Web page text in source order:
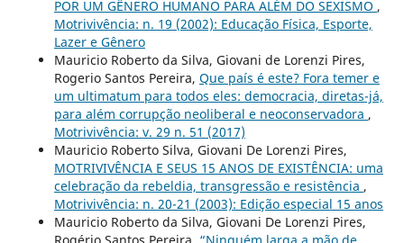
POR UM GÊNERO HUMANO PARA ALÉM DO SEXISMO ,
Motrivivência: n. 19 (2002): Educação Física, Esporte,
Lazer e Gênero
Mauricio Roberto da Silva, Giovani de Lorenzi Pires,
Rogerio Santos Pereira, Que país é este? Fora temer e
um ultimatum para todos eles: democracia, diretas-já,
para além corrupção neoliberal e neoconservadora ,
Motrivivência: v. 29 n. 51 (2017)
Mauricio Roberto Silva, Giovani De Lorenzi Pires,
MOTRIVIVÊNCIA E SEUS 15 ANOS DE EXISTÊNCIA: uma
celebração da rebeldia, transgressão e resistência ,
Motrivivência: n. 20-21 (2003): Edição especial 15 anos
Mauricio Roberto da Silva, Giovani De Lorenzi Pires,